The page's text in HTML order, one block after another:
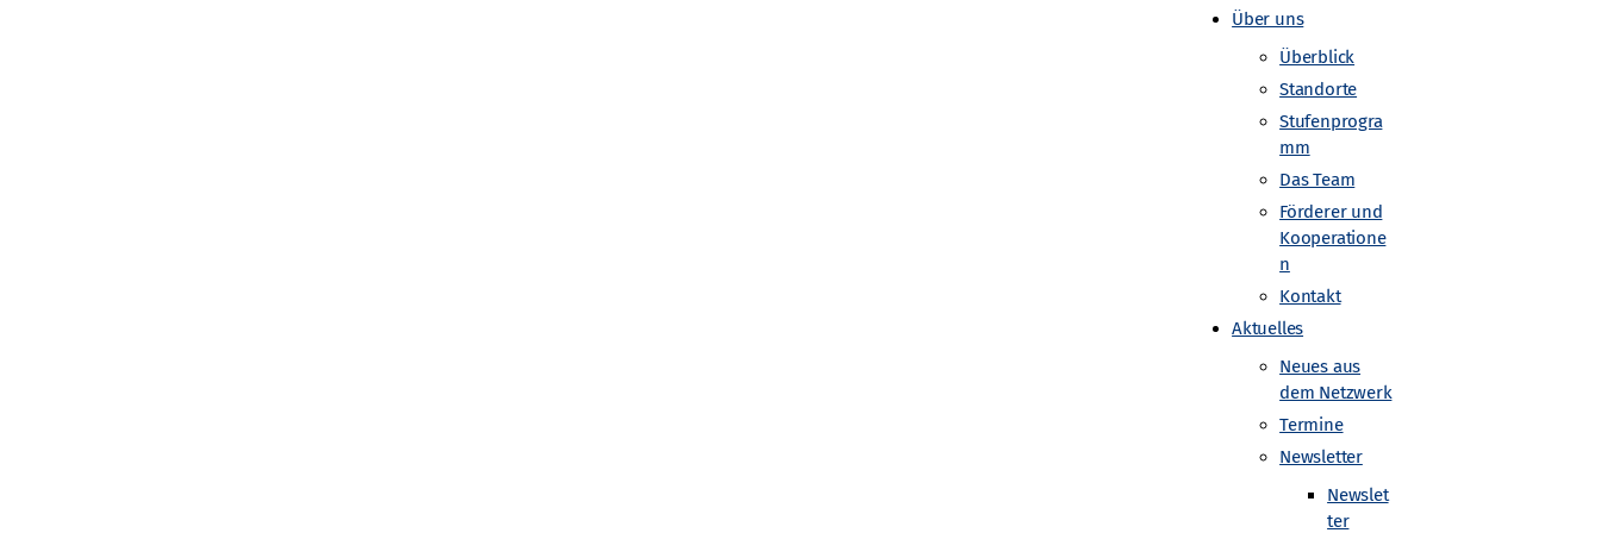
Über uns
Überblick
Standorte
Stufenprogra
mm
Das Team
Förderer und
Kooperatione
n
Kontakt
Aktuelles
Neues aus
dem Netzwerk
Termine
Newsletter
Newslet
ter